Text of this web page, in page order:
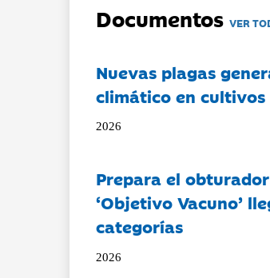
DocumentosVER
Nuevas plagas
climático en
2026
Prepara el
‘Objetivo Vacuno’
categorías
2026